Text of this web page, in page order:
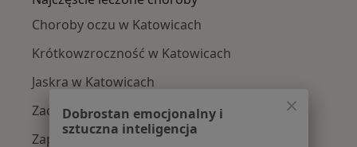
Choroby oczu w Katowicach
Krótkowzroczność w Katowicach
Jaskra w Katowicach
Zaćma w Katowicach
Zapalenie spojówek w Katowicach
Dobrostan emocjonalny i
sztuczna inteligencja